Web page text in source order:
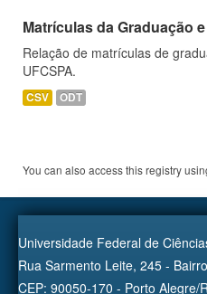
Matrículas da Graduação
Relação de matrículas de
UFCSPA.
CSV ODT
You can also access this registry
Universidade Federal de
Rua Sarmento Leite, 245 -
CEP: 90050-170 - Porto Alegre/